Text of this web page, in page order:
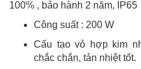
100% , bảo hành 2 năm, IP65
Công suất : 200 W
Cấu tạo vỏ hợp kim
chắc chắn, tản nhiệt tốt.